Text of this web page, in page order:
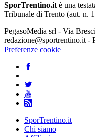
SporTrentino.it è una
Tribunale di Trento (aut. n.
PegasoMedia srl - Via
redazione@sportrentino.it -
Preferenze cookie
SporTrentino.it
Chi siamo